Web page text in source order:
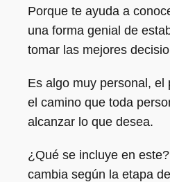
Porque te ayuda a
una forma genial de
tomar las mejores
Es algo muy personal, el
el camino que toda
alcanzar lo que desea.
¿Qué se incluye en
cambia según la etapa